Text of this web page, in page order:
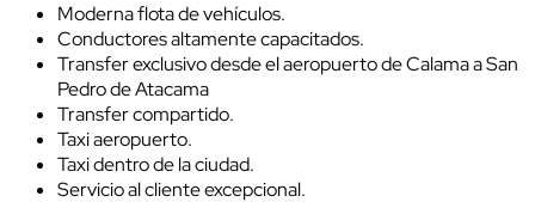
Moderna flota de vehículos.
Conductores altamente capacitados.
Transfer exclusivo desde el aeropuerto de Calama a San
Pedro de Atacama
Transfer compartido.
Taxi aeropuerto.
Taxi dentro de la ciudad.
Servicio al cliente excepcional.